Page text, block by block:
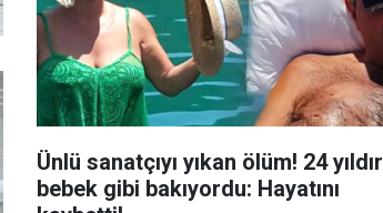
Ünlü sanatçıyı yıkan ölüm! 24 yıldır
bebek gibi bakıyordu: Hayatını